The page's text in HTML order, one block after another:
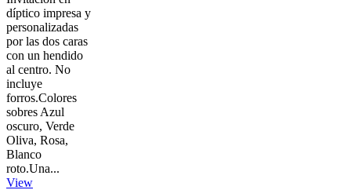
díptico impresa y
personalizadas
por las dos caras
con un hendido
al centro. No
incluye
forros.Colores
sobres Azul
oscuro, Verde
Oliva, Rosa,
Blanco
roto.Una...
View